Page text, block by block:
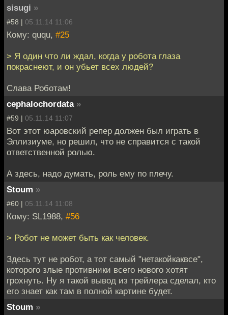
sisugi »
#58 | 05.11.14 11:06
Кому: ququ, #25
> Я один что ли ждал, когда у робота глаза
покраснеют, и он убьет всех людей?
Слава Роботам!
cephalochordata »
#59 | 05.11.14 11:07
Вот этот юаровский репер должен был играть в
Эллизиуме, но решил, что не справится с такой
ответственной ролью.
А здесь, надо думать, роль ему по плечу.
Stoum »
#60 | 05.11.14 11:08
Кому: SL1988, #56
> Робот не может быть как человек.
Здесь тут не робот, а тот самый "нетакойкаквсе",
которого злые противники всего нового хотят
грохнуть. Ну я такой вывод из трейлера сделал, кто
его знает как там в полной картине будет.
Stoum »